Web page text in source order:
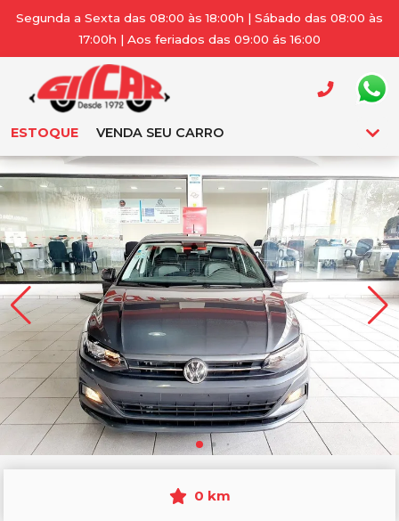
Segunda a Sexta das 08:00 às 18:00h | Sábado das 08:00 às
17:00h | Aos feriados das 09:00 ás 16:00
ESTOQUE VENDA SEU CARRO
0 km